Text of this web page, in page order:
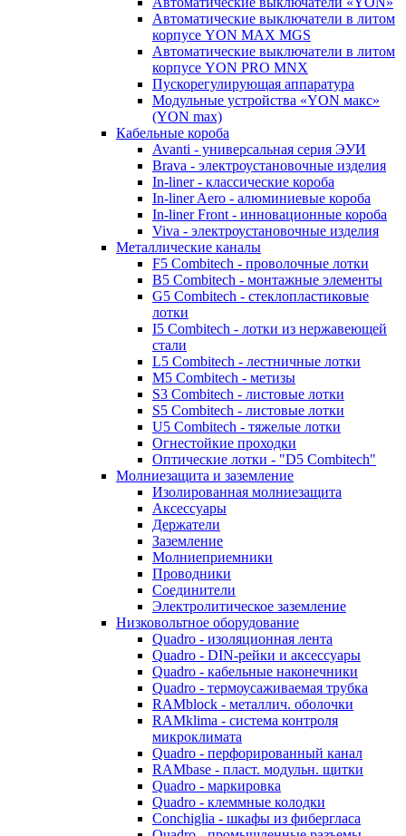
Автоматические выключатели в литом
корпусе YON MAX MGS
Автоматические выключатели в литом
корпусе YON PRO MNX
Пускорегулирующая аппаратура
Модульные устройства «YON макс»
(YON max)
Кабельные короба
Avanti - универсальная серия ЭУИ
Brava - электроустановочные изделия
In-liner - классические короба
In-liner Aero - алюминиевые короба
In-liner Front - инновационные короба
Viva - электроустановочные изделия
Металлические каналы
F5 Combitech - проволочные лотки
B5 Combitech - монтажные элементы
G5 Combitech - стеклопластиковые
лотки
I5 Combitech - лотки из нержавеющей
стали
L5 Combitech - лестничные лотки
M5 Combitech - метизы
S3 Combitech - листовые лотки
S5 Combitech - листовые лотки
U5 Combitech - тяжелые лотки
Огнестойкие проходки
Оптические лотки - "D5 Combitech"
Молниезащита и заземление
Изолированная молниезащита
Аксессуары
Держатели
Заземление
Молниеприемники
Проводники
Соединители
Электролитическое заземление
Низковольтное оборудование
Quadro - изоляционная лента
Quadro - DIN-рейки и аксессуары
Quadro - кабельные наконечники
Quadro - термоусаживаемая трубка
RAMblock - металлич. оболочки
RAMklima - система контроля
микроклимата
Quadro - перфорированный канал
RAMbase - пласт. модульн. щитки
Quadro - маркировка
Quadro - клеммные колодки
Conchiglia - шкафы из фибергласа